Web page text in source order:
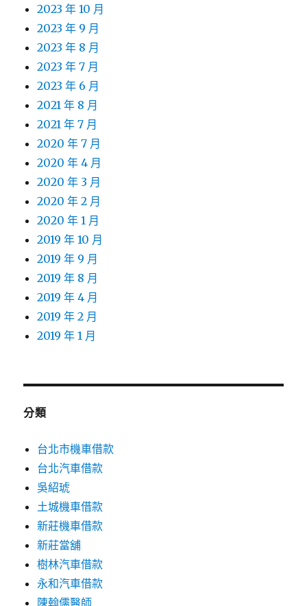
2023 年 10 月
2023 年 9 月
2023 年 8 月
2023 年 7 月
2023 年 6 月
2021 年 8 月
2021 年 7 月
2020 年 7 月
2020 年 4 月
2020 年 3 月
2020 年 2 月
2020 年 1 月
2019 年 10 月
2019 年 9 月
2019 年 8 月
2019 年 4 月
2019 年 2 月
2019 年 1 月
分類
台北市機車借款
台北汽車借款
吳紹琥
土城機車借款
新莊機車借款
新莊當舖
樹林汽車借款
永和汽車借款
陳翰儒醫師